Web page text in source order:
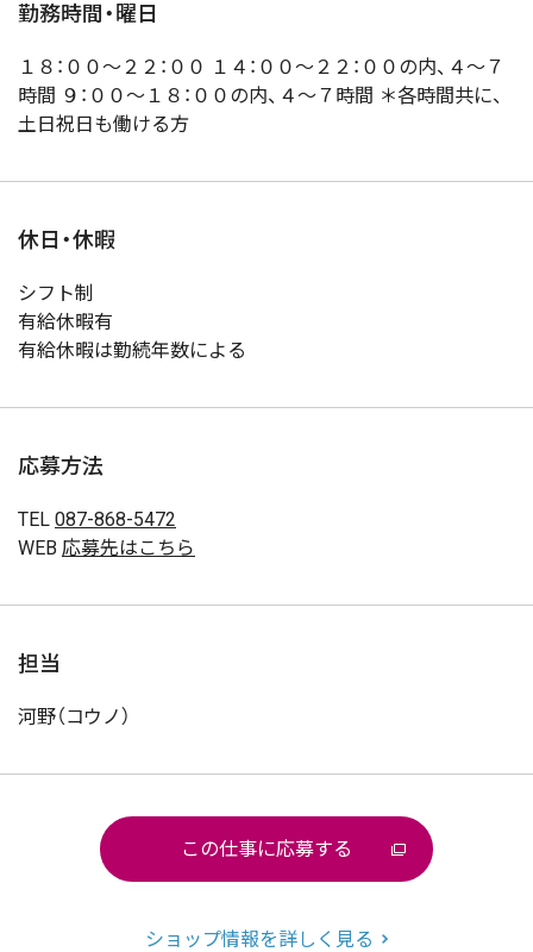
勤務時間・曜日
１８：００～２２：００ １４：００～２２：００の内、４～７
時間 ９：００～１８：００の内、４～７時間 ＊各時間共に、
土日祝日も働ける方
休日・休暇
シフト制
有給休暇有
有給休暇は勤続年数による
応募方法
TEL 087-868-5472
WEB 応募先はこちら
担当
河野（コウノ）
この仕事に応募する
ショップ情報を詳しく見る